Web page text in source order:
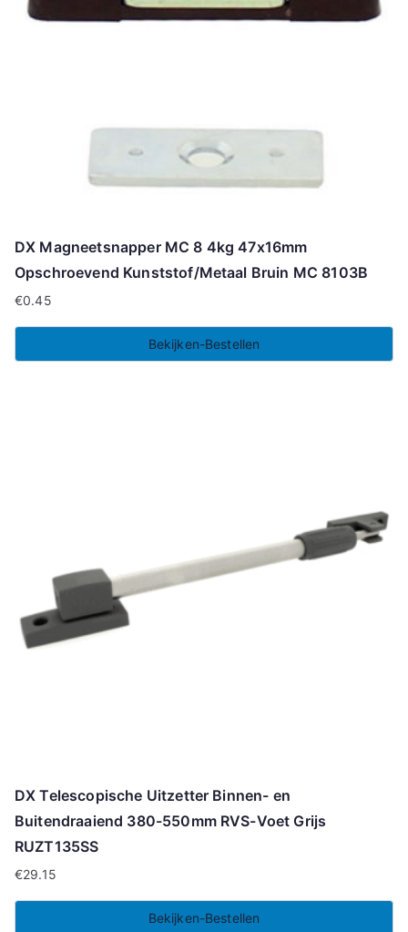
DX Magneetsnapper MC 8 4kg 47x16mm
Opschroevend Kunststof/Metaal Bruin MC 8103B
€0.45
Bekijken-Bestellen
DX Telescopische Uitzetter Binnen- en
Buitendraaiend 380-550mm RVS-Voet Grijs
RUZT135SS
€29.15
Bekijken-Bestellen